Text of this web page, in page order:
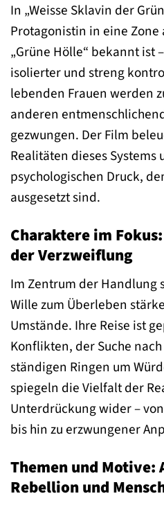
In „Weisse Sklavin der
Protagonistin in eine
„Grüne Hölle“ bekannt ist
isolierter und streng
lebenden Frauen werden
anderen
gezwungen. Der Film
Realitäten dieses Systems
psychologischen Druck,
ausgesetzt sind.
Charaktere im
der Verzweiflung
Im Zentrum der Handlung
Wille zum Überleben
Umstände. Ihre Reise ist
Konflikten, der Suche
ständigen Ringen um
spiegeln die Vielfalt der
Unterdrückung wider –
bis hin zu erzwungener
Themen und Motive:
Rebellion und